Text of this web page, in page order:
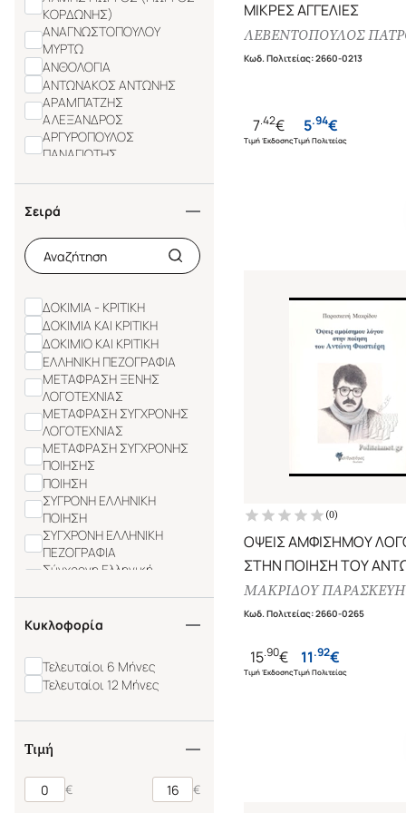
ΚΟΡΔΩΝΗΣ)
ΑΝΑΓΝΩΣΤΟΠΟΥΛΟΥ
ΜΥΡΤΩ
ΑΝΘΟΛΟΓΙΑ
ΑΝΤΩΝΑΚΟΣ ΑΝΤΩΝΗΣ
ΑΡΑΜΠΑΤΖΗΣ
ΑΛΕΞΑΝΔΡΟΣ
ΑΡΓΥΡΟΠΟΥΛΟΣ
ΠΑΝΑΓΙΩΤΗΣ
ΕΛΕΝΗ
ΒΑΖΙΡΓΙΑΝΤΖΙΚΗ ΑΡΤΕΜΙΣ
ΒΑΛΑΩΡΙΤΗΣ ΝΑΝΟΣ
ΒΑΣΙΛΑΚΟΥ ΚΑΙΤΗ
ΒΕΝΙΖΕΛΕΑ ΕΥΑΓΓΕΛΙΑ
ΒΟΥΖΗΣ ΠΑΝΑΓΙΩΤΗΣ
ΓΕΡΟΓΙΑΝΝΗ ΜΑΡΙΑ
ΓΕΡΟΚΩΣΤΑ ΒΑΣΙΛΙΚΗ
ΓΕΩΡΓΙΟΥ Α. ΣΠΥΡΟΣ
ΓΕΩΡΓΙΟΥ ΒΑΣΙΛΕΙΑ
Σειρά
ΔΟΚΙΜΙΑ - ΚΡΙΤΙΚΗ
ΔΟΚΙΜΙΑ ΚΑΙ ΚΡΙΤΙΚΗ
ΔΟΚΙΜΙΟ ΚΑΙ ΚΡΙΤΙΚΗ
ΕΛΛΗΝΙΚΗ ΠΕΖΟΓΡΑΦΙΑ
ΜΕΤΑΦΡΑΣΗ ΞΕΝΗΣ
ΛΟΓΟΤΕΧΝΙΑΣ
ΜΕΤΑΦΡΑΣΗ ΣΥΓΧΡΟΝΗΣ
ΛΟΓΟΤΕΧΝΙΑΣ
ΜΕΤΑΦΡΑΣΗ ΣΥΓΧΡΟΝΗΣ
ΠΟΙΗΣΗΣ
ΠΟΙΗΣΗ
ΣΥΓΡΟΝΗ ΕΛΛΗΝΙΚΗ
ΠΟΙΗΣΗ
ΣΥΓΧΡΟΝΗ ΕΛΛΗΝΙΚΗ
ΠΕΖΟΓΡΑΦΙΑ
Σύγχρονη Ελληνική
ΣΥΓΧΡΟΝΗ ΕΛΛΗΝΙΚΗ
ΠΟΙΗΣΗ
Σύγχρονη Ελληνική Ποίηση
ΛΟΓΟΤΕΧΝΙΑ
ΣΥΓΧΡΟΝΗ ΠΟΙΗΣΗ
ΜΕΤΑΦΡΑΣΗ
ΣΥΓΧΡΡΟΝΗ ΕΛΛΗΝΙΚΗ
ΠΟΙΗΣΗ
CONTEMPORARY POETRY
Κυκλοφορία
Τελευταίοι 6 Μήνες
Τελευταίοι 12 Μήνες
Τιμή
€ €
ΜΙΚΡΕΣ ΑΓΓΕΛΙΕΣ
ΛΕΒΕΝΤΟΠΟΥΛΟΣ
Κωδ. Πολιτείας:2660-0213
7.42€
Τιμή Έκδοσης
5.94€
Τιμή Πολιτείας
(0)
ΟΨΕΙΣ ΑΜΦΙΣΗΜΟΥ
ΣΤΗΝ ΠΟΙΗΣΗ ΤΟΥ
ΦΩΣΤΙΕΡΗ
ΜΑΚΡΙΔΟΥ ΠΑΡΑΣΚΕΥΗ
Κωδ. Πολιτείας:2660-0265
15.90€
Τιμή Έκδοσης
11.92€
Τιμή Πολιτείας